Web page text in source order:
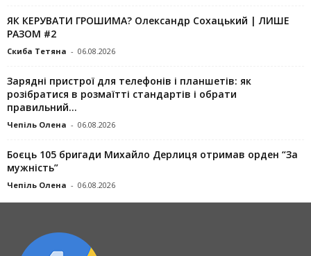
ЯК КЕРУВАТИ ГРОШИМА? Олександр Сохацький | ЛИШЕ
РАЗОМ #2
Скиба Тетяна - 06.08.2026
Зарядні пристрої для телефонів і планшетів: як
розібратися в розмаїтті стандартів і обрати
правильний...
Чепіль Олена - 06.08.2026
Боєць 105 бригади Михайло Дерлиця отримав орден “За
мужність”
Чепіль Олена - 06.08.2026